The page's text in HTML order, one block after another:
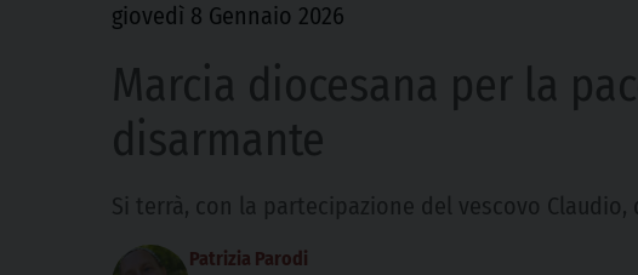
giovedì 8 Gennaio 2026
Marcia diocesana per la
disarmante
Si terrà, con la partecipazione del vescovo
Patrizia Parodi